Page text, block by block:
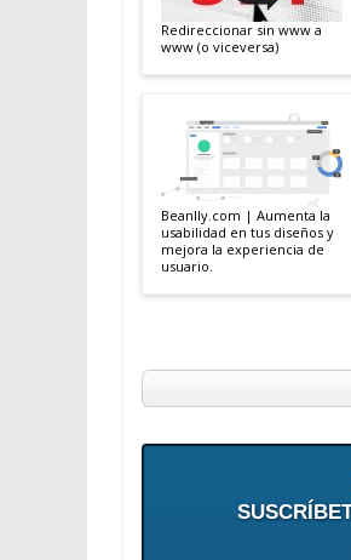
Redireccionar sin www a
www (o viceversa)
Beanlly.com | Aumenta la
usabilidad en tus diseños y
mejora la experiencia de
usuario.